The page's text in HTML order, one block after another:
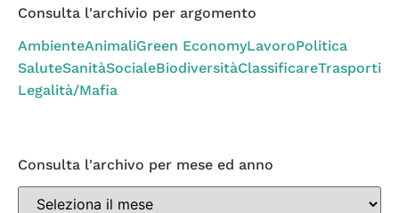
Consulta l'archivio per argomento
AmbienteAnimaliGreen EconomyLavoroPolitica
SaluteSanitàSocialeBiodiversitàClassificareTrasporti
Legalità/Mafia
Consulta l'archivo per mese ed anno